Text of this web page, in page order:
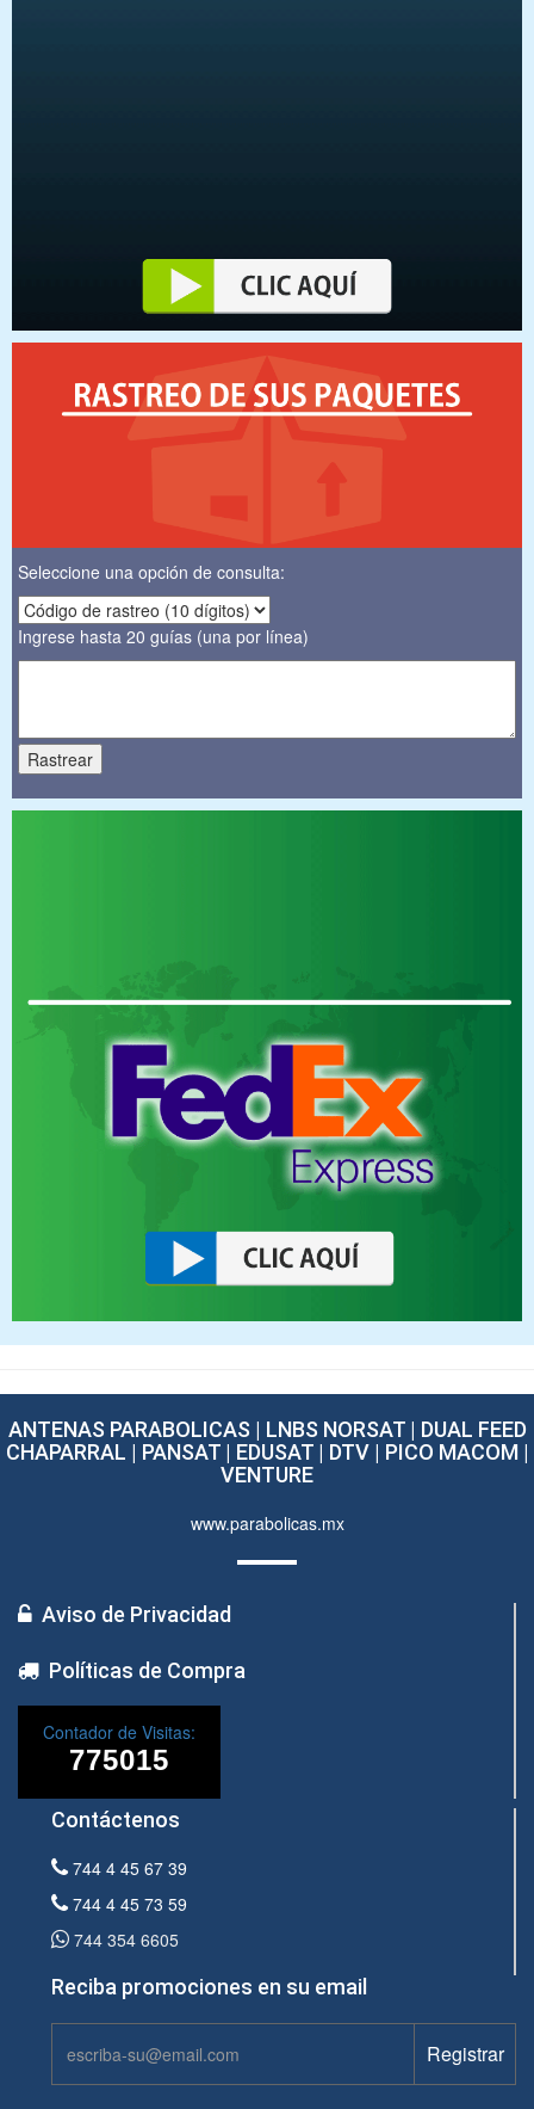
Seleccione una opción de consulta:
Ingrese hasta 20 guías (una por línea)
ANTENAS PARABOLICAS | LNBS NORSAT | DUAL FEED
CHAPARRAL | PANSAT | EDUSAT | DTV | PICO MACOM |
VENTURE
www.parabolicas.mx
Aviso de Privacidad
Políticas de Compra
Contador de Visitas:
Contáctenos
744 4 45 67 39
744 4 45 73 59
744 354 6605
Reciba promociones en su email